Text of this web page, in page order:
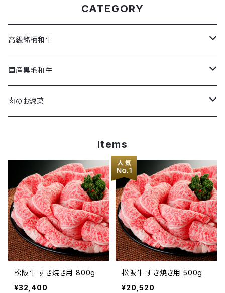
CATEGORY
高級銘柄和牛
すき焼き（松阪牛・近江牛）
しゃぶしゃぶ（松阪牛・近江牛）
国産黒毛和牛
すき焼き
ステーキ
特選切り落とし
肉のお惣菜
ローストビーフ
ハンバーグ
特醸白味噌漬
Items
松阪牛 すき焼き用 800g
¥32,400
松阪牛 すき焼き用 500g
¥20,520